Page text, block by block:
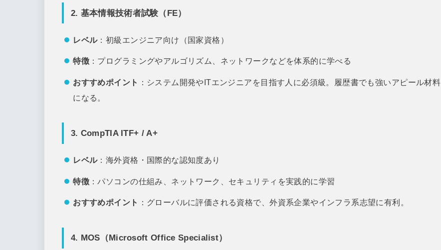
2. 基本情報技術者試験（FE）
レベル：初級エンジニア向け（国家資格）
特徴 ：プログラミングやアルゴリズム、ネットワークなどを体系的に学べる
おすすめポイント
：システム開発やITエンジニアを目指す人に必須級。履歴書でも強いアピール材料
になる。
3. CompTIA ITF+ / A+
レベル：海外資格・国際的な認知度あり
特徴 ：パソコンの仕組み、ネットワーク、セキュリティを実践的に学習
おすすめポイント ：グローバルに評価される資格で、外資系企業やインフラ系志望に有利。
4. MOS（Microsoft Office Specialist）